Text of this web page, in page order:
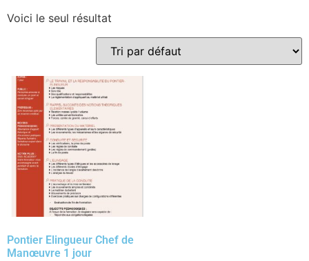
Voici le seul résultat
Pontier Elingueur Chef de
Manœuvre 1 jour